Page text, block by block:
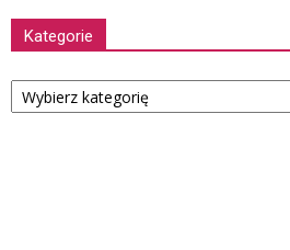
Kategorie
Kategorie